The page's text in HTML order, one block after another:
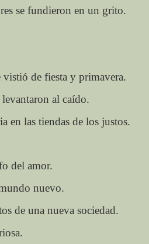
se fundieron en un grito.
vistió de fiesta y primavera.
al caído.
en las tiendas de los justos.
del amor.
nuevo.
de una nueva sociedad.